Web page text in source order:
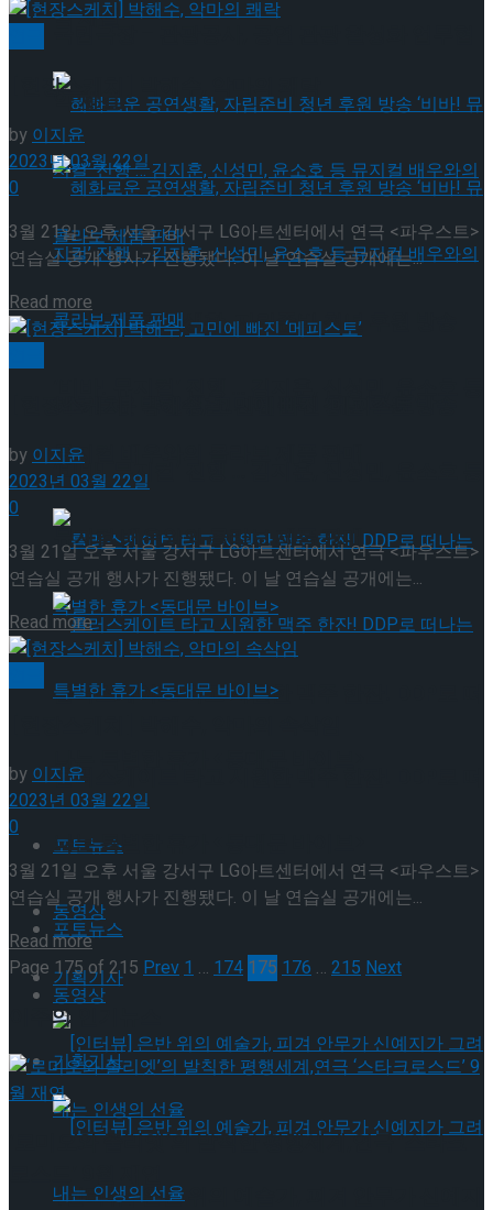
약 체결
혜화로운 공연생활, 자립준비 청년 후원 방송
뮤지컬 배우와의 콜라보 제품 판매
롤러스케이트 타고 시원한 맥주 한잔! DDP로 떠
나는 특별한 휴가 <동대문 바이브>
포토뉴스
동영상
기획기사
[인터뷰] 은반 위의 예술가, 피겨 안무가 신예지
약 체결
‘비바! 뮤지컬’ 진행 … 김지훈, 신성민, 윤소호 등
뮤지컬 배우와의 콜라보 제품 판매
롤러스케이트 타고 시원한 맥주 한잔! DDP로 떠
나는 특별한 휴가 <동대문 바이브>
포토뉴스
동영상
기획기사
[현장스케치] 박해수, 악마의 쾌락
by이지윤
2023년 03월 22일
0
3월 21일 오후 서울 강서구 LG아트센터에서 연극 <파우스트>
연습실 공개 행사가 진행됐다. 이 날 연습실 공개에는...
Read more
by이지윤
2023년 03월 22일
0
3월 21일 오후 서울 강서구 LG아트센터에서 연극 <파우스트>
연습실 공개 행사가 진행됐다. 이 날 연습실 공개에는...
Read moreDetails
by이지윤
2023년 03월 22일
0
3월 21일 오후 서울 강서구 LG아트센터에서 연극 <파우스트>
연습실 공개 행사가 진행됐다. 이 날 연습실 공개에는...
Read moreDetails
Page 175 of 215 Prev1 … 174 175 176 … 215Next
이주의 인기뉴스
‘로미오와 줄리엣’의 발칙한 평행세계,연극 ‘스타크